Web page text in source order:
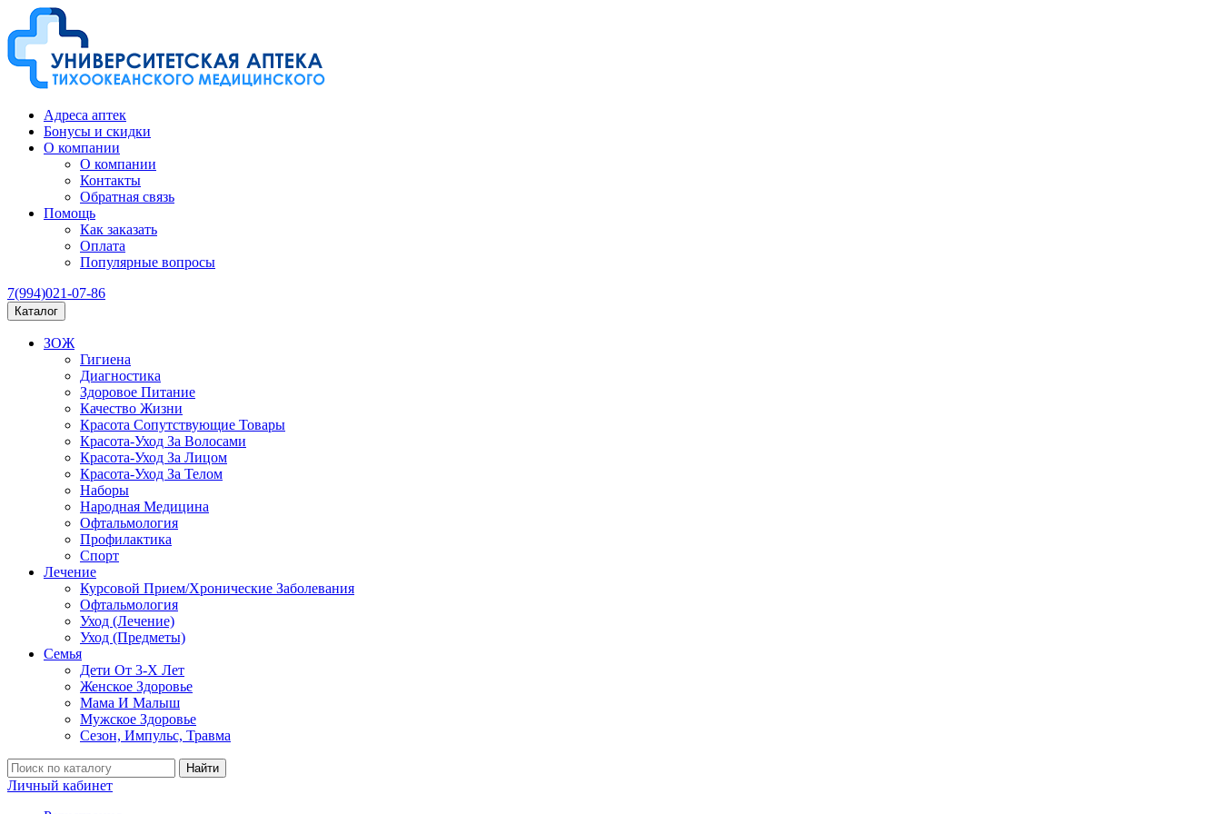
Адреса аптек
Бонусы и скидки
О компании
О компании
Контакты
Обратная связь
Помощь
Как заказать
Оплата
Популярные вопросы
7(994)021-07-86
Каталог
ЗОЖ
Гигиена
Диагностика
Здоровое Питание
Качество Жизни
Красота Сопутствующие Товары
Красота-Уход За Волосами
Красота-Уход За Лицом
Красота-Уход За Телом
Наборы
Народная Медицина
Офтальмология
Профилактика
Спорт
Лечение
Курсовой Прием/Хронические Заболевания
Офтальмология
Уход (Лечение)
Уход (Предметы)
Семья
Дети От 3-Х Лет
Женское Здоровье
Мама И Малыш
Мужское Здоровье
Сезон, Импульс, Травма
Найти
Личный кабинет